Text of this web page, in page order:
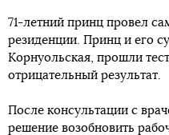
71-летний принц провел
резиденции. Принц и его
Корнуольская, прошли
отрицательный результат.
После консультации с
решение возобновить